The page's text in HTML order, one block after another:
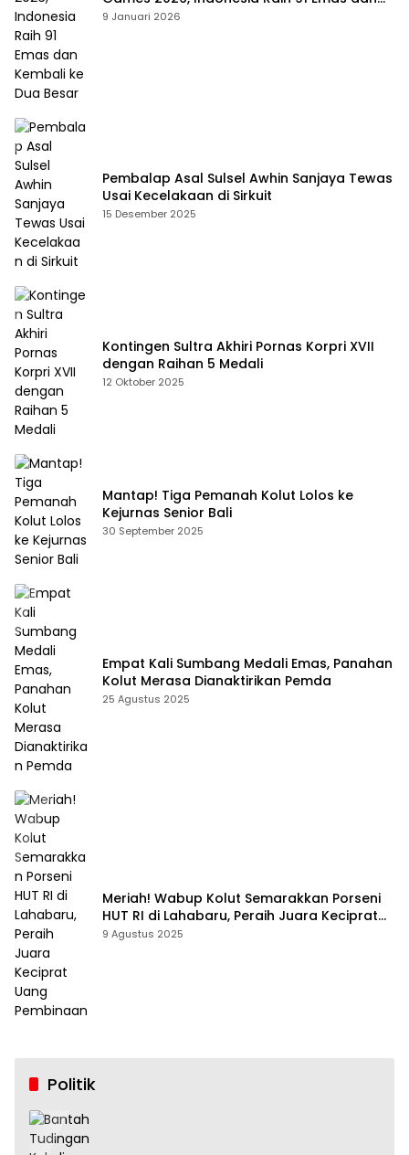
Kembali ke Dua Besar
9 Januari 2026
Pembalap Asal Sulsel Awhin Sanjaya Tewas
Usai Kecelakaan di Sirkuit
15 Desember 2025
Kontingen Sultra Akhiri Pornas Korpri XVII
dengan Raihan 5 Medali
12 Oktober 2025
Mantap! Tiga Pemanah Kolut Lolos ke
Kejurnas Senior Bali
30 September 2025
Empat Kali Sumbang Medali Emas, Panahan
Kolut Merasa Dianaktirikan Pemda
25 Agustus 2025
Meriah! Wabup Kolut Semarakkan Porseni
HUT RI di Lahabaru, Peraih Juara Keciprat
Uang Pembinaan
9 Agustus 2025
Politik